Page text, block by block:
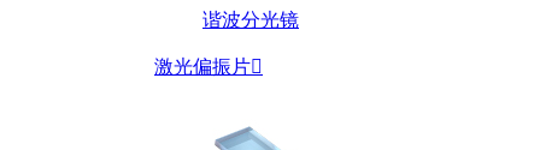
谐波分光镜
激光偏振片